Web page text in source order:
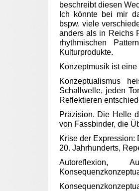
beschreibt diesen
Ich könnte bei mir
bspw. viele
anders als in Reichs
rhythmischen
Kulturprodukte.
Konzeptmusik ist
Konzeptualismus
Schallwelle, jeden
Reflektieren
Präzision. Die Helle
von Fassbinder, die
Krise der Expression:
20. Jahrhunderts,
Autoreflexion,